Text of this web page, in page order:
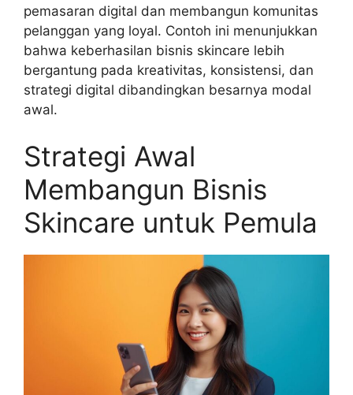
pemasaran digital dan membangun komunitas
pelanggan yang loyal. Contoh ini menunjukkan
bahwa keberhasilan bisnis skincare lebih
bergantung pada kreativitas, konsistensi, dan
strategi digital dibandingkan besarnya modal
awal.
Strategi Awal
Membangun Bisnis
Skincare untuk Pemula